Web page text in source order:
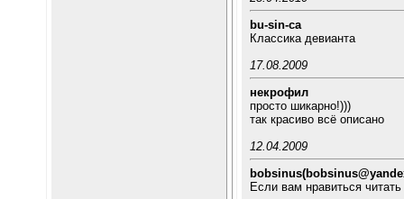
bu-sin-ca
Классика девианта
17.08.2009
некрофил
просто шикарно!)))
так красиво всё описано
12.04.2009
Если вам нравиться